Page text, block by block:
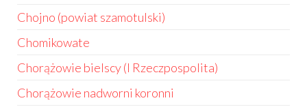
Chojno (powiat szamotulski)
Chomikowate
Chorążowie bielscy (I Rzeczpospolita)
Chorążowie nadworni koronni